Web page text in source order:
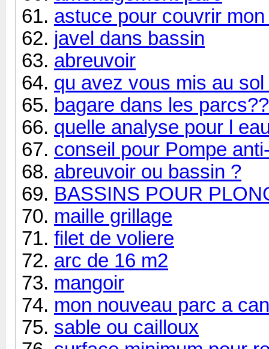
astuce pour couvrir
javel dans bassin
abreuvoir
qu avez vous mis au
bagare dans les
quelle analyse pour l
conseil pour Pompe
abreuvoir ou bassin ?
BASSINS POUR
maille grillage
filet de voliere
arc de 16 m2
mangoir
mon nouveau parc a
sable ou cailloux